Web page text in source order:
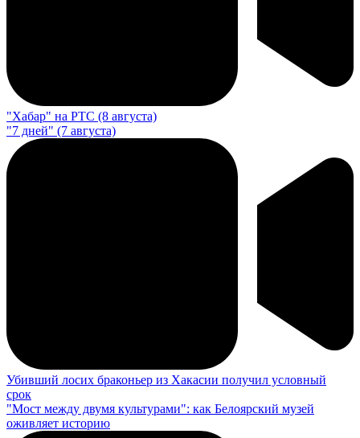
"Хабар" на РТС (8 августа)
"7 дней" (7 августа)
Убивший лосих браконьер из Хакасии получил условный
срок
"Мост между двумя культурами": как Белоярский музей
оживляет историю